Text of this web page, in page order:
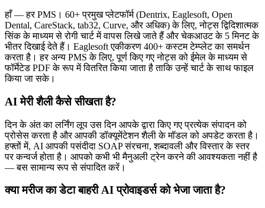
हाँ — हर PMS। 60+ प्रमुख प्लेटफॉर्म (Dentrix, Eaglesoft, Open
Dental, CareStack, tab32, Curve, और अधिक) के लिए, नोट्स द्विदिशात्मक
सिंक के माध्यम से रोगी चार्ट में वापस लिखे जाते हैं और चेकआउट के 5 मिनट के
भीतर दिखाई देते हैं। Eaglesoft एकीकरण 400+ कस्टम टेम्प्लेट का समर्थन
करता है। हर अन्य PMS के लिए, पूर्ण किए गए नोट्स को ईमेल के माध्यम से
फॉर्मेटेड PDF के रूप में वितरित किया जाता है ताकि उन्हें चार्ट के साथ फाइल
किया जा सके।
AI मेरी शैली कैसे सीखता है?
दिन के अंत का लर्निंग लूप उस दिन आपके द्वारा किए गए प्रत्येक संपादन को
प्रोसेस करता है और आपकी डॉक्यूमेंटेशन शैली के मॉडल को अपडेट करता है।
हफ्तों में, AI आपकी पसंदीदा SOAP संरचना, शब्दावली और विस्तार के स्तर
पर कन्वर्ज होता है। आपको कभी भी मैनुअली ट्रेन करने की आवश्यकता नहीं है
— बस सामान्य रूप से संपादित करें।
क्या मरीज का डेटा बाहरी AI प्रोवाइडर्स को भेजा जाता है?